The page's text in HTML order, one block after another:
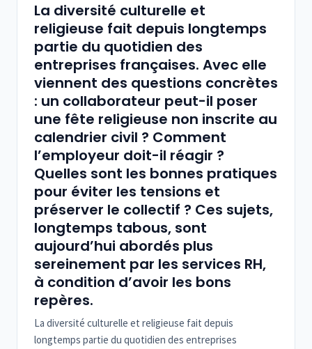
La diversité culturelle et
religieuse fait depuis longtemps
partie du quotidien des
entreprises françaises. Avec elle
viennent des questions concrètes
: un collaborateur peut-il poser
une fête religieuse non inscrite au
calendrier civil ? Comment
l’employeur doit-il réagir ?
Quelles sont les bonnes pratiques
pour éviter les tensions et
préserver le collectif ? Ces sujets,
longtemps tabous, sont
aujourd’hui abordés plus
sereinement par les services RH,
à condition d’avoir les bons
repères.
La diversité culturelle et religieuse fait depuis
longtemps partie du quotidien des entreprises